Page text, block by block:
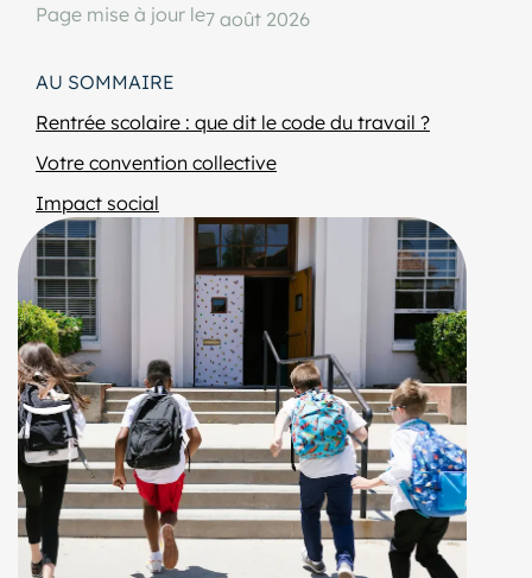
Page mise à jour le7 août 2026
AU SOMMAIRE
Rentrée scolaire : que dit le code du travail ?
Votre convention collective
Impact social